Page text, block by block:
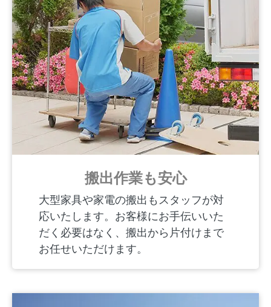
搬出作業も安心
大型家具や家電の搬出もスタッフが対
応いたします。お客様にお手伝いいた
だく必要はなく、搬出から片付けまで
お任せいただけます。